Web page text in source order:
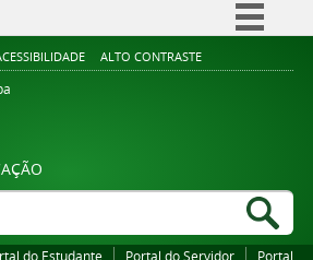
Simplifique!
Legislação
ALTO CONTRASTE
do Estudante Portal do Servidor
Portal